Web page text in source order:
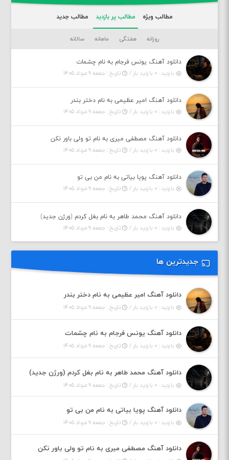
مطالب ویژه مطالب پر بازدید مطالب جدید
روزانه هفتگی ماهانه سالانه
دانلود آهنگ یونس فرجام به نام چشمات
بازدید : ۰ بازدید بار /
تاریخ : جمعه ۹ مرداد ۱۴۰۵
دانلود آهنگ امیر عظیمی به نام دختر بندر
بازدید : ۰ بازدید بار /
تاریخ : جمعه ۹ مرداد ۱۴۰۵
دانلود آهنگ مصطفی میری به نام تو ولی باور نکن
بازدید : ۰ بازدید بار /
تاریخ : جمعه ۹ مرداد ۱۴۰۵
دانلود آهنگ پویا بیاتی به نام من بی تو
بازدید : ۰ بازدید بار /
تاریخ : جمعه ۹ مرداد ۱۴۰۵
دانلود آهنگ محمد طاهر به نام بغل کردم (ورژن جدید)
بازدید : ۰ بازدید بار /
تاریخ : جمعه ۹ مرداد ۱۴۰۵
جدیدترین ها
دانلود آهنگ امیر عظیمی به نام دختر بندر
بازدید : ۰ بازدید بار / تاریخ : جمعه ۹ مرداد ۱۴۰۵
دانلود آهنگ یونس فرجام به نام چشمات
بازدید : ۰ بازدید بار / تاریخ : جمعه ۹ مرداد ۱۴۰۵
دانلود آهنگ محمد طاهر به نام بغل کردم (ورژن جدید)
بازدید : ۰ بازدید بار / تاریخ : جمعه ۹ مرداد ۱۴۰۵
دانلود آهنگ پویا بیاتی به نام من بی تو
بازدید : ۰ بازدید بار / تاریخ : جمعه ۹ مرداد ۱۴۰۵
دانلود آهنگ مصطفی میری به نام تو ولی باور نکن